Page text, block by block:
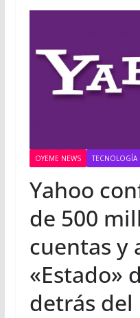
OYEME NEWS TECNOLOGÍA
Yahoo
de 500
cuentas y
«Estado»
detrás del